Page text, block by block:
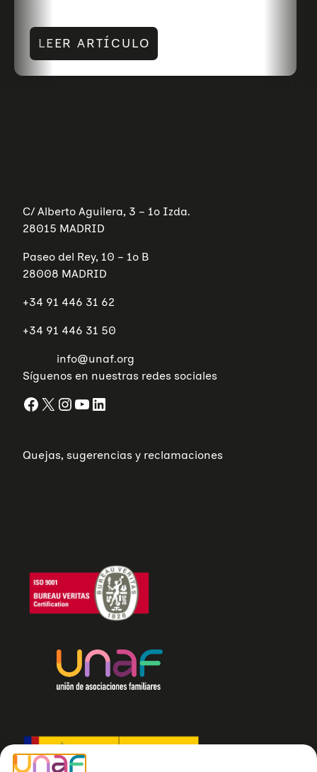
LEER ARTÍCULO
C/ Alberto Aguilera, 3 – 1º Izda.
28015 MADRID
Paseo del Rey, 10 – 1º B
28008 MADRID
+34 91 446 31 62
+34 91 446 31 50
info@unaf.org
Síguenos en nuestras redes sociales
Facebook X InstagramYouTube LinkedIn
Quejas, sugerencias y reclamaciones